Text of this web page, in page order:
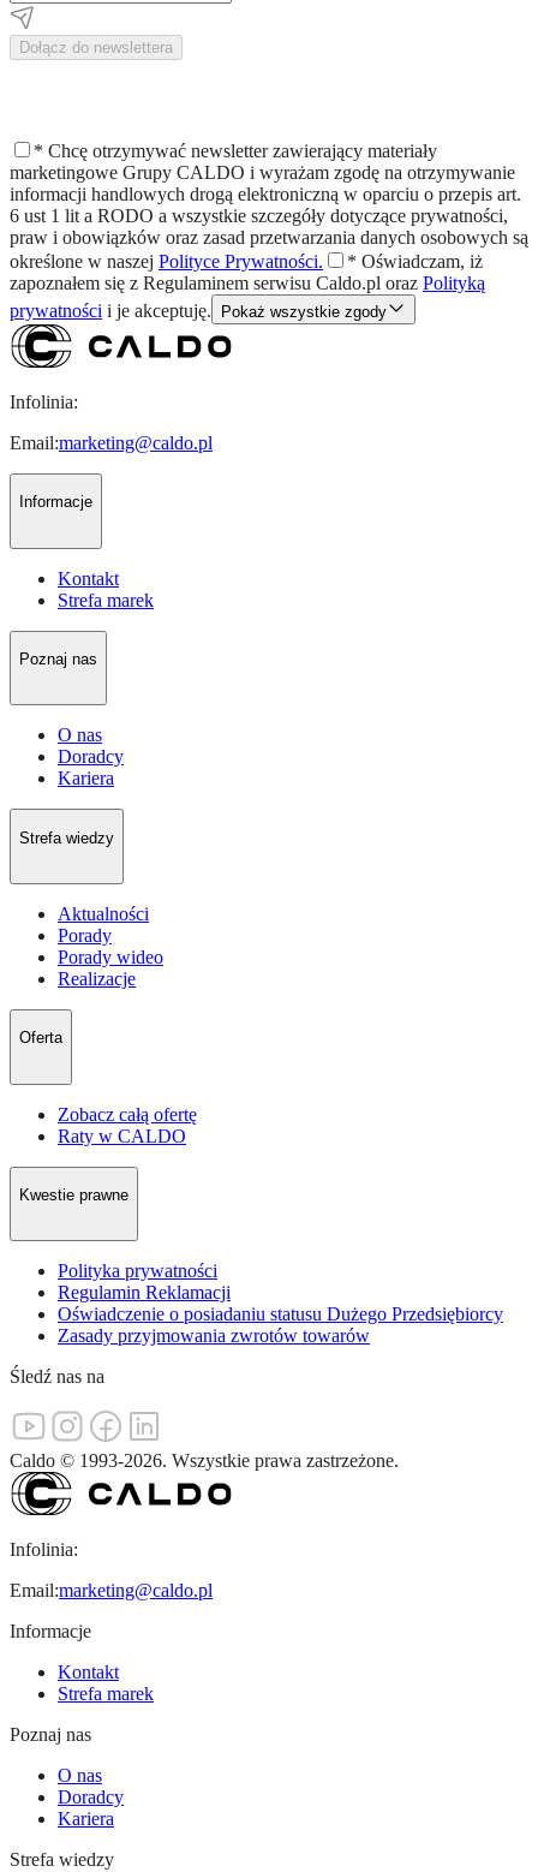
Dołącz do newslettera
* Chcę otrzymywać newsletter zawierający materiały
marketingowe Grupy CALDO i wyrażam zgodę na otrzymywanie
informacji handlowych drogą elektroniczną w oparciu o przepis art.
6 ust 1 lit a RODO a wszystkie szczegóły dotyczące prywatności,
praw i obowiązków oraz zasad przetwarzania danych osobowych są
określone w naszej Polityce Prywatności. * Oświadczam, iż
zapoznałem się z Regulaminem serwisu Caldo.pl oraz Polityką
prywatności i je akceptuję. Pokaż wszystkie zgody
Infolinia:
Email:marketing@caldo.pl
Informacje
Kontakt
Strefa marek
Poznaj nas
O nas
Doradcy
Kariera
Strefa wiedzy
Aktualności
Porady
Porady wideo
Realizacje
Oferta
Zobacz całą ofertę
Raty w CALDO
Kwestie prawne
Polityka prywatności
Regulamin Reklamacji
Oświadczenie o posiadaniu statusu Dużego Przedsiębiorcy
Zasady przyjmowania zwrotów towarów
Śledź nas na
Caldo © 1993-2026. Wszystkie prawa zastrzeżone.
Infolinia:
Email:marketing@caldo.pl
Informacje
Kontakt
Strefa marek
Poznaj nas
O nas
Doradcy
Kariera
Strefa wiedzy